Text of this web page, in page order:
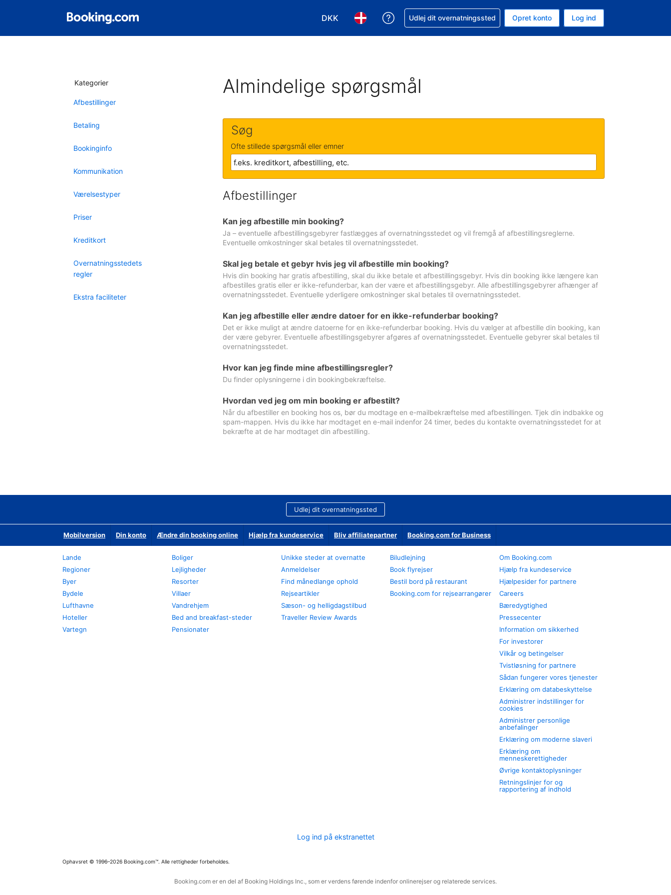
DKK
Vælg valuta. Din nuværende valuta er Danske kroner
Vælg sprog. Dit nuværende sprog er Dansk
Få hjælp til en booking
Udlej dit overnatningssted Opret konto Log ind
Kategorier
Afbestillinger
Betaling
Bookinginfo
Kommunikation
Værelsestyper
Priser
Kreditkort
Overnatningsstedets
regler
Ekstra faciliteter
Almindelige spørgsmål
Søg
Ofte stillede spørgsmål eller emner
Afbestillinger
Kan jeg afbestille min booking?
Ja – eventuelle afbestillingsgebyrer fastlægges af overnatningsstedet og vil fremgå af afbestillingsreglerne.
Eventuelle omkostninger skal betales til overnatningsstedet.
Skal jeg betale et gebyr hvis jeg vil afbestille min booking?
Hvis din booking har gratis afbestilling, skal du ikke betale et afbestillingsgebyr. Hvis din booking ikke længere kan
afbestilles gratis eller er ikke-refunderbar, kan der være et afbestillingsgebyr. Alle afbestillingsgebyrer afhænger af
overnatningsstedet. Eventuelle yderligere omkostninger skal betales til overnatningsstedet.
Kan jeg afbestille eller ændre datoer for en ikke-refunderbar booking?
Det er ikke muligt at ændre datoerne for en ikke-refunderbar booking. Hvis du vælger at afbestille din booking, kan
der være gebyrer. Eventuelle afbestillingsgebyrer afgøres af overnatningsstedet. Eventuelle gebyrer skal betales til
overnatningsstedet.
Hvor kan jeg finde mine afbestillingsregler?
Du finder oplysningerne i din bookingbekræftelse.
Hvordan ved jeg om min booking er afbestilt?
Når du afbestiller en booking hos os, bør du modtage en e-mailbekræftelse med afbestillingen. Tjek din indbakke og
spam-mappen. Hvis du ikke har modtaget en e-mail indenfor 24 timer, bedes du kontakte overnatningsstedet for at
bekræfte at de har modtaget din afbestilling.
Udlej dit overnatningssted
Mobilversion Din konto Ændre din booking online Hjælp fra kundeservice Bliv affiliatepartner Booking.com for Business
Lande
Regioner
Byer
Bydele
Lufthavne
Hoteller
Vartegn
Boliger
Lejligheder
Resorter
Villaer
Vandrehjem
Bed and breakfast-steder
Pensionater
Unikke steder at overnatte
Anmeldelser
Find månedlange ophold
Rejseartikler
Sæson- og helligdagstilbud
Traveller Review Awards
Biludlejning
Book flyrejser
Bestil bord på restaurant
Booking.com for rejsearrangører
Om Booking.com
Hjælp fra kundeservice
Hjælpesider for partnere
Careers
Bæredygtighed
Pressecenter
Information om sikkerhed
For investorer
Vilkår og betingelser
Tvistløsning for partnere
Sådan fungerer vores tjenester
Erklæring om databeskyttelse
Administrer indstillinger for
cookies
Administrer personlige
anbefalinger
Erklæring om moderne slaveri
Erklæring om
menneskerettigheder
Øvrige kontaktoplysninger
Retningslinjer for og
rapportering af indhold
Log ind på ekstranettet
Ophavsret © 1996–2026 Booking.com™. Alle rettigheder forbeholdes.
Booking.com er en del af Booking Holdings Inc., som er verdens førende indenfor onlinerejser og relaterede services.